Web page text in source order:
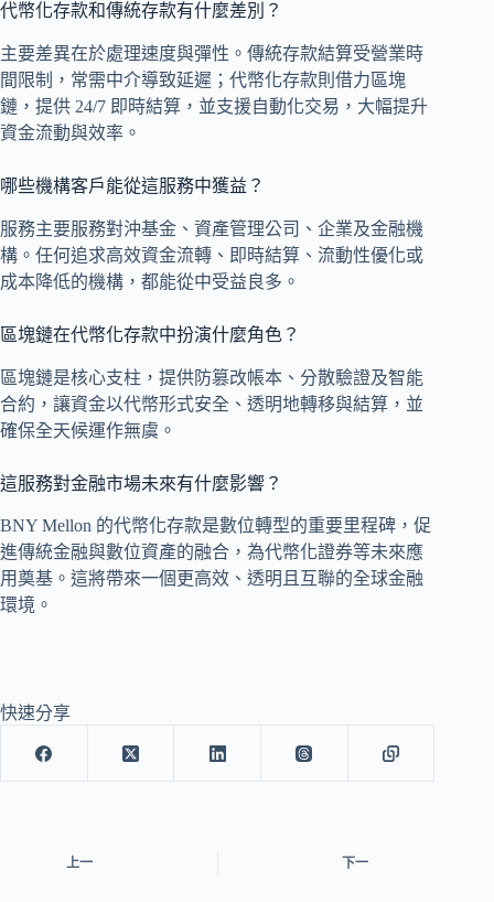
代幣化存款和傳統存款有什麼差別？
主要差異在於處理速度與彈性。傳統存款結算受營業時
間限制，常需中介導致延遲；代幣化存款則借力區塊
鏈，提供 24/7 即時結算，並支援自動化交易，大幅提升
資金流動與效率。
哪些機構客戶能從這服務中獲益？
服務主要服務對沖基金、資產管理公司、企業及金融機
構。任何追求高效資金流轉、即時結算、流動性優化或
成本降低的機構，都能從中受益良多。
區塊鏈在代幣化存款中扮演什麼角色？
區塊鏈是核心支柱，提供防篡改帳本、分散驗證及智能
合約，讓資金以代幣形式安全、透明地轉移與結算，並
確保全天候運作無虞。
這服務對金融市場未來有什麼影響？
BNY Mellon 的代幣化存款是數位轉型的重要里程碑，促
進傳統金融與數位資產的融合，為代幣化證券等未來應
用奠基。這將帶來一個更高效、透明且互聯的全球金融
環境。
快速分享
上一 下一